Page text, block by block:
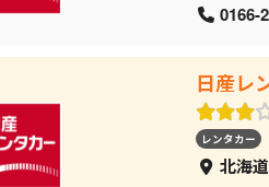
0166-
日産レ
レンタカー
北海